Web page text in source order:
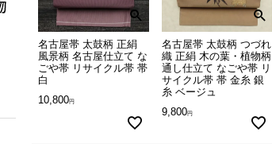
名古屋帯 太鼓柄 正絹
風景柄 名古屋仕立て な
ごや帯 リサイクル帯 帯
白
10,800
名古屋帯 太鼓柄 つづれ
織 正絹 木の葉・植物柄
通し仕立て なごや帯 リ
サイクル帯 帯 金糸 銀
糸 ベージュ
9,800